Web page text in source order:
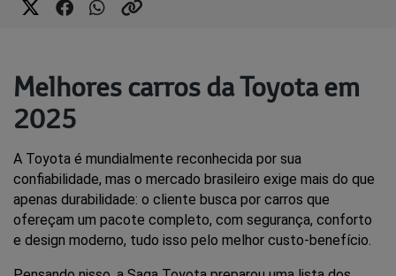
Melhores carros da Toyota em
2025
A Toyota é mundialmente reconhecida por sua
confiabilidade, mas o mercado brasileiro exige mais do que
apenas durabilidade: o cliente busca por carros que
ofereçam um pacote completo, com segurança, conforto
e design moderno, tudo isso pelo melhor custo-benefício.